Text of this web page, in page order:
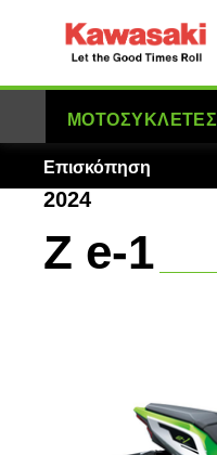
ΜΟΤΟΣΥΚΛΈΤΕΣ
Επισκόπηση
2024
Z e-1